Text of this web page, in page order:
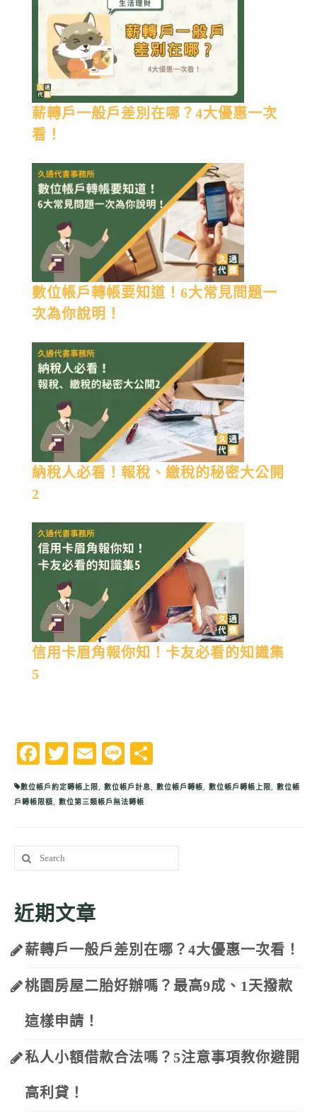
薪轉戶一般戶差別在哪？4大優惠一次
看！
數位帳戶轉帳要知道！6大常見問題一
次為你說明！
納稅人必看！報稅、繳稅的秘密大公開
2
信用卡眉角報你知！卡友必看的知識集
5
Facebook
Twitter
EmailLine
享
數位帳戶約定轉帳上限, 數位帳戶計息, 數位帳戶轉帳, 數位帳戶轉帳上限, 數位帳
戶轉帳限額, 數位第三類帳戶無法轉帳
Search
for:
近期文章
薪轉戶一般戶差別在哪？4大優惠一次看！
桃園房屋二胎好辦嗎？最高9成、1天撥款
這樣申請！
私人小額借款合法嗎？5注意事項教你避開
高利貸！